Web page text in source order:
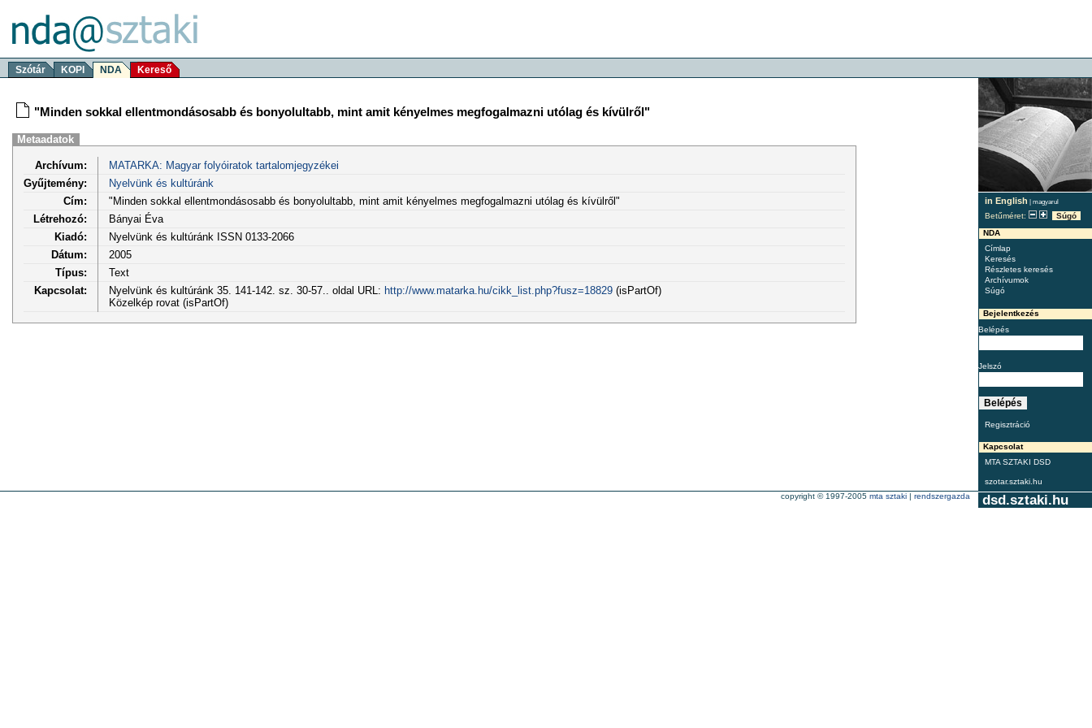
Szótár KOPI NDA Kereső
in English | magyarul
Betűméret:
Súgó
NDA
Címlap
Keresés
Részletes keresés
Archívumok
Súgó
Bejelentkezés
Belépés
Jelszó
Regisztráció
Kapcsolat
MTA SZTAKI DSD
szotar.sztaki.hu
"Minden sokkal ellentmondásosabb és bonyolultabb, mint amit kényelmes megfogalmazni utólag és kívülről"
Metaadatok
Archívum:
MATARKA: Magyar folyóiratok tartalomjegyzékei
Gyűjtemény:
Nyelvünk és kultúránk
Cím:
"Minden sokkal ellentmondásosabb és bonyolultabb, mint amit kényelmes megfogalmazni utólag és kívülről"
Létrehozó:
Bányai Éva
Kiadó:
Nyelvünk és kultúránk ISSN 0133-2066
Dátum:
2005
Típus:
Text
Kapcsolat:
Nyelvünk és kultúránk 35. 141-142. sz. 30-57.. oldal URL: http://www.matarka.hu/cikk_list.php?fusz=18829(isPartOf)
Közelkép rovat (isPartOf)
dsd.sztaki.hu
copyright © 1997-2005 mta sztaki | rendszergazda